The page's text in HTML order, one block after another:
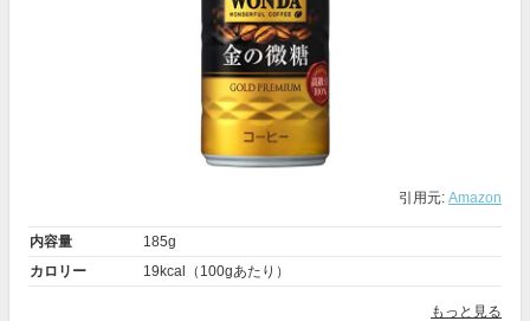
引用元: Amazon
内容量
185g
カロリー
19kcal（100gあたり）
もっと見る